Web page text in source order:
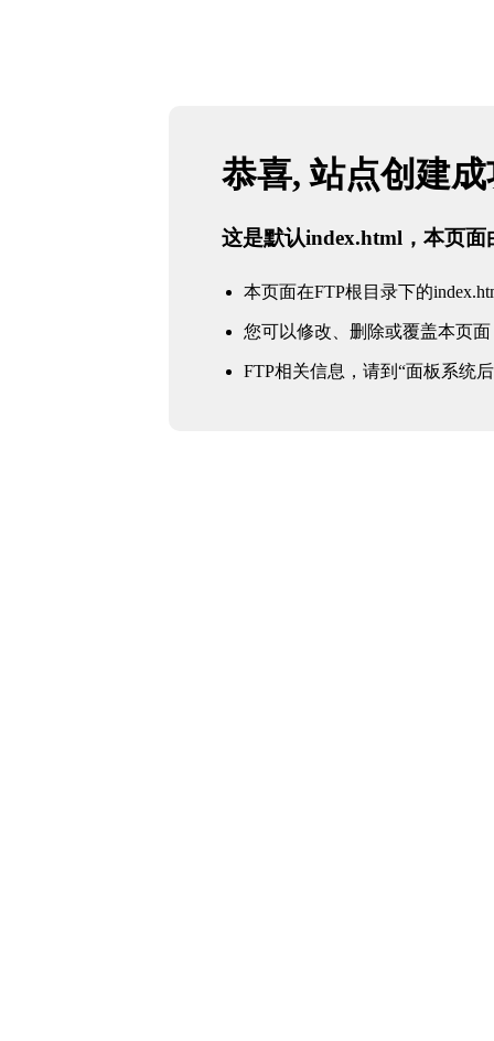
恭喜, 站点创建
这是默认index.html，本页面
本页面在FTP根目录下的
您可以修改、删除或覆盖本页面
FTP相关信息，请到“面板系统